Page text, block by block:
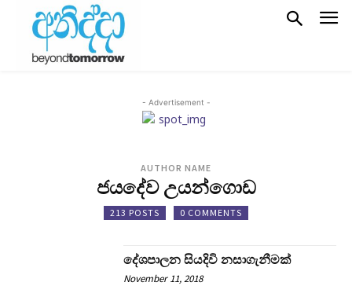
- Advertisement -
AUTHOR NAME
ජයදේව උයන්ගොඩ
213 POSTS 0 COMMENTS
දේශපාලන සියදිවි නසාගැනීමක්
November 11, 2018